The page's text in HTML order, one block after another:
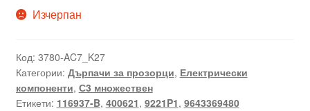
Изчерпан
Код: 3780-AC7_K27
Категории: Дърпачи за прозорци, Електрически
компоненти, С3 множествен
Етикети: 116937-B, 400621, 9221P1, 9643369480